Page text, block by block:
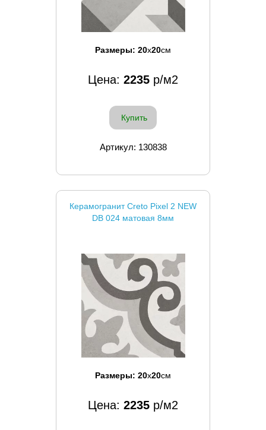
Размеры: 20x20см
Цена: 2235 р/м2
Купить
Артикул: 130838
Керамогранит Creto Pixel 2 NEW
DB 024 матовая 8мм
Размеры: 20x20см
Цена: 2235 р/м2